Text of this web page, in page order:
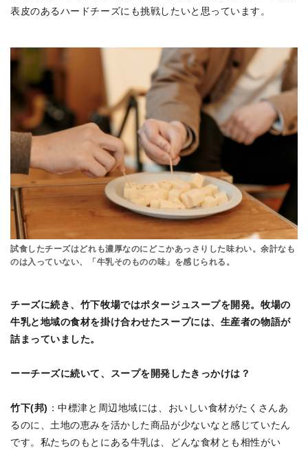
表皮のあるハードチーズにも挑戦したいと思っています。
試食したチーズはどれも濃厚なのにどこかあっさりした味わい。余計なも
のは入っていない、「牛乳そのものの味」を感じられる。
チーズに続き、竹下牧場ではポタージュスープを開発。牧場の
牛乳と地域の食材を掛け合わせたスープには、生産者の物語が
詰まっていました。
ーーチーズに続いて、スープを開発したきっかけは？
竹下(邦) ：中標津と周辺地域には、おいしい食材がたくさんあ
るのに、土地の恵みを活かした商品が少ないなと感じていたん
です。私たちのもとにある牛乳は、どんな食材とも相性がい